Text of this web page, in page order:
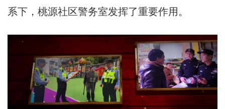
系下，桃源社区警务室发挥了重要作用。